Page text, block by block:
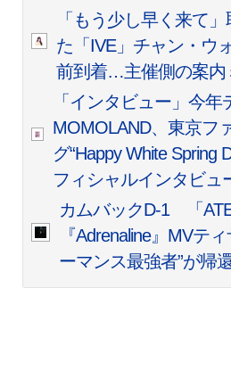
「もう少し早く来て
た「IVE」チャン・ウ
前到着…主催側の案内
「インタビュー」今
MOMOLAND、東京フ
グ“Happy White Spring
フィシャルインタビュ
カムバックD-1 「
『Adrenaline』MVテ
ーマンス最強者”が帰